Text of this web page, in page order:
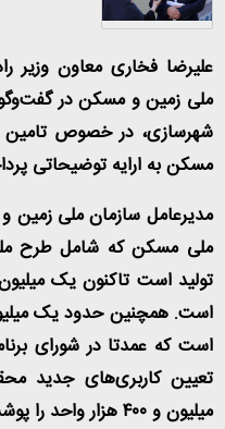
علیرضا فخاری معاون وزیر
ملی زمین و مسکن در گفت‌وگو
شهرسازی، در خصوص
مسکن به ارایه توضیحاتی
مدیرعامل سازمان ملی
ملی مسکن که شامل طرح
است که عمدتا در شورای
میلیون و ۴۰۰ هزار واحد را پوشش بدهد